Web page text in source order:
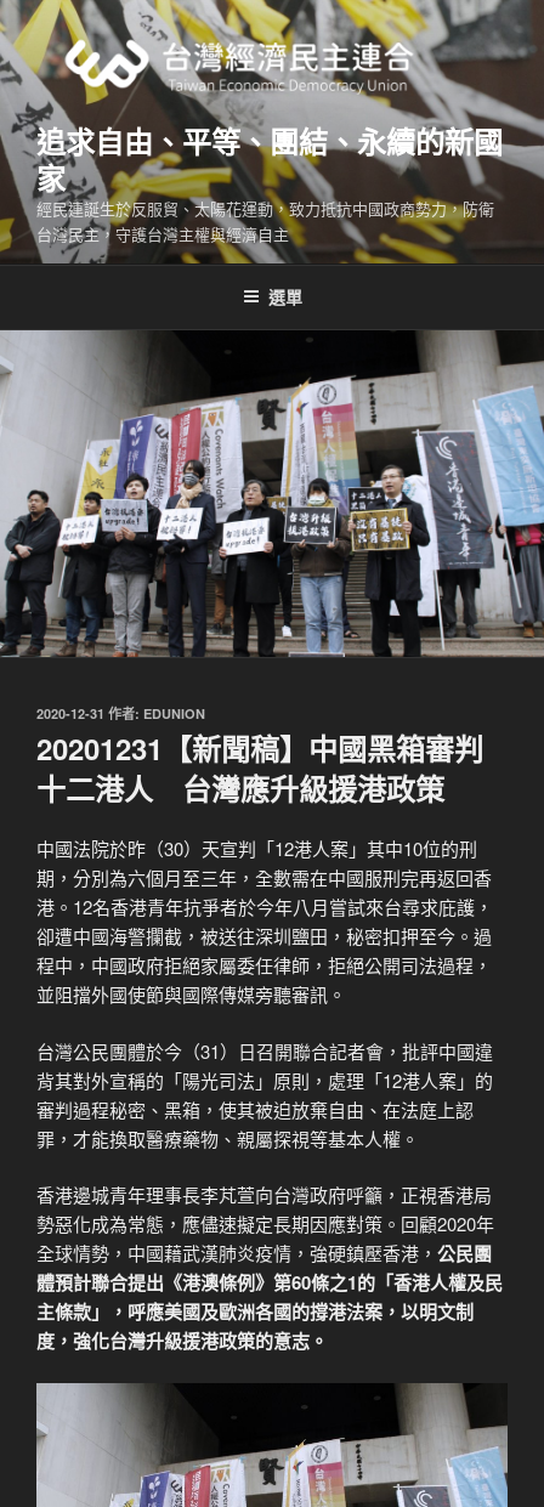
跳
至
主
內
容
追求自由、平等、團結、永續的新國
家
經民連誕生於反服貿、太陽花運動，致力抵抗中國政商勢力，防衛
台灣民主，守護台灣主權與經濟自主
選單
發
於
2020-12-31 作者: EDUNION
20201231【新聞稿】中國黑箱審判
十二港人 台灣應升級援港政策
中國法院於昨（30）天宣判「12港人案」其中10位的刑
期，分別為六個月至三年，全數需在中國服刑完再返回香
港。12名香港青年抗爭者於今年八月嘗試來台尋求庇護，
卻遭中國海警攔截，被送往深圳鹽田，秘密扣押至今。過
程中，中國政府拒絕家屬委任律師，拒絕公開司法過程，
並阻擋外國使節與國際傳媒旁聽審訊。
台灣公民團體於今（31）日召開聯合記者會，批評中國違
背其對外宣稱的「陽光司法」原則，處理「12港人案」的
審判過程秘密、黑箱，使其被迫放棄自由、在法庭上認
罪，才能換取醫療藥物、親屬探視等基本人權。
香港邊城青年理事長李芃萱向台灣政府呼籲，正視香港局
勢惡化成為常態，應儘速擬定長期因應對策。回顧2020年
全球情勢，中國藉武漢肺炎疫情，強硬鎮壓香港， 公民團
體預計聯合提出《港澳條例》第60條之1的「香港人權及民
主條款」，呼應美國及歐洲各國的撐港法案，以明文制
度，強化台灣升級援港政策的意志。